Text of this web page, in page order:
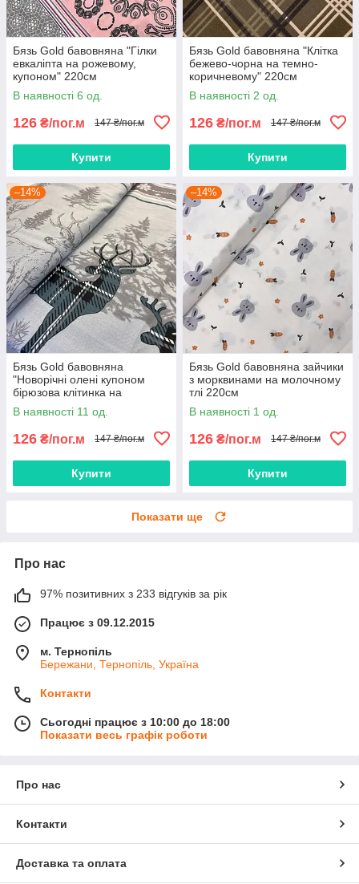
Бязь Gold бавовняна "Гілки
евкаліпта на рожевому,
купоном" 220см
В наявності 6 од.
126 ₴/пог.м 147 ₴/пог.м
Купити
Бязь Gold бавовняна "Клітка
бежево-чорна на темно-
коричневому" 220см
В наявності 2 од.
126 ₴/пог.м 147 ₴/пог.м
Купити
–14%
Бязь Gold бавовняна
"Новорічні олені купоном
бірюзова клітинка на
блакитному" 220см
В наявності 11 од.
126 ₴/пог.м 147 ₴/пог.м
Купити
–14%
Бязь Gold бавовняна зайчики
з морквинами на молочному
тлі 220см
В наявності 1 од.
126 ₴/пог.м 147 ₴/пог.м
Купити
Показати ще
Про нас
97% позитивних з 233 відгуків за рік
Працює з 09.12.2015
м. Тернопіль
Бережани, Тернопіль, Україна
Контакти
Сьогодні працює з 10:00 до 18:00
Показати весь графік роботи
Про нас
Контакти
Доставка та оплата